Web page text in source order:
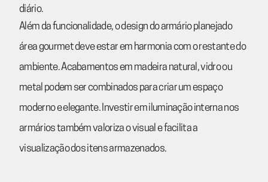
diário.
Além da funcionalidade, o design do armário planejado
área gourmet deve estar em harmonia com o restante do
ambiente. Acabamentos em madeira natural, vidro ou
metal podem ser combinados para criar um espaço
moderno e elegante. Investir em iluminação interna nos
armários também valoriza o visual e facilita a
visualização dos itens armazenados.